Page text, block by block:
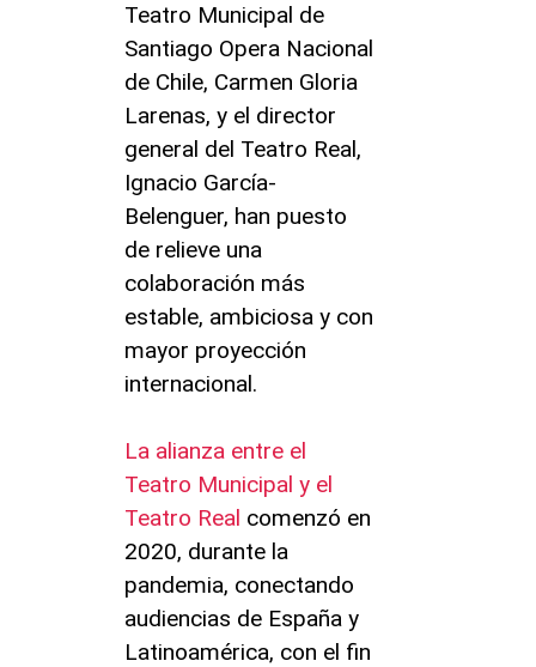
Teatro Municipal de
Santiago Opera Nacional
de Chile, Carmen Gloria
Larenas, y el director
general del Teatro Real,
Ignacio García-
Belenguer, han puesto
de relieve una
colaboración más
estable, ambiciosa y con
mayor proyección
internacional.
La alianza entre el
Teatro Municipal y el
Teatro Real comenzó en
2020, durante la
pandemia, conectando
audiencias de España y
Latinoamérica, con el fin